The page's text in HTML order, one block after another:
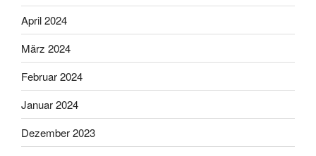
April 2024
März 2024
Februar 2024
Januar 2024
Dezember 2023